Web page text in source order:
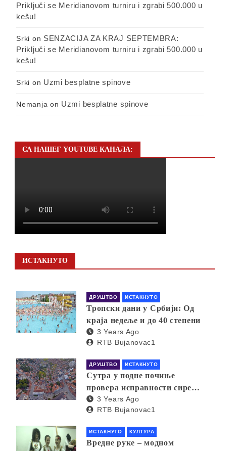
Priključi se Meridianovom turniru i zgrabi 500.000 u
kešu!
Srki on SENZACIJA ZA KRAJ SEPTEMBRA:
Priključi se Meridianovom turniru i zgrabi 500.000 u
kešu!
Srki on Uzmi besplatne spinove
Nemanja on Uzmi besplatne spinove
СА НАШЕГ YOUTUBE КАНАЛА:
ИСТАКНУТО
ДРУШТВО ИСТАКНУТО
Тропски дани у Србији: Од
краја недеље и до 40 степени
3 Years Ago
RTB Bujanovac1
ДРУШТВО ИСТАКНУТО
Сутра у подне почиње
провера исправности сирена
за узбуњивање
3 Years Ago
RTB Bujanovac1
ИСТАКНУТО КУЛТУРА
Вредне руке – модном